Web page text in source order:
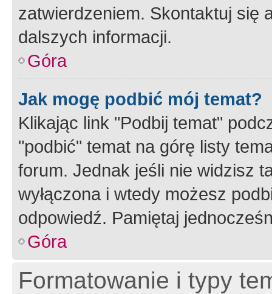
zatwierdzeniem. Skontaktuj się
dalszych informacji.
Góra
Jak mogę podbić mój temat?
Klikając link "Podbij temat"
"podbić" temat na górę listy
forum. Jednak jeśli nie widzisz
wyłączona i wtedy możesz
odpowiedź. Pamiętaj
Góra
Formatowanie i typy